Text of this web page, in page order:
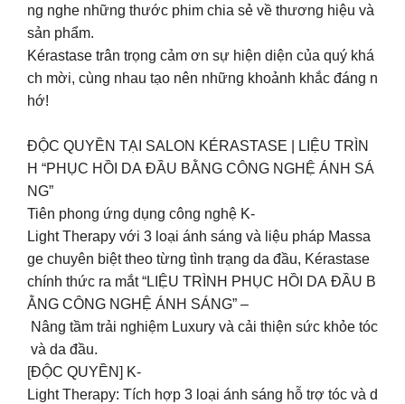
ng nghe những thước phim chia sẻ về thương hiệu và
sản phẩm.
Kérastase trân trọng cảm ơn sự hiện diện của quý khá
ch mời, cùng nhau tạo nên những khoảnh khắc đáng n
hớ!
ĐỘC QUYỀN TẠI SALON KÉRASTASE | LIỆU TRÌN
H “PHỤC HỒI DA ĐẦU BẰNG CÔNG NGHỆ ÁNH SÁ
NG”
Tiên phong ứng dụng công nghệ K-
Light Therapy với 3 loại ánh sáng và liệu pháp Massa
ge chuyên biệt theo từng tình trạng da đầu, Kérastase
chính thức ra mắt “LIỆU TRÌNH PHỤC HỒI DA ĐẦU B
ẰNG CÔNG NGHỆ ÁNH SÁNG” –
Nâng tầm trải nghiệm Luxury và cải thiện sức khỏe tóc
và da đầu.
[ĐỘC QUYỀN] K-
Light Therapy: Tích hợp 3 loại ánh sáng hỗ trợ tóc và d